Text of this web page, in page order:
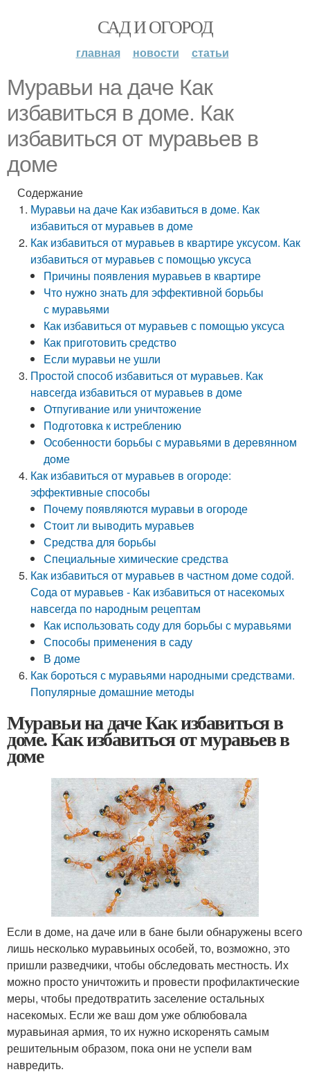
САД И ОГОРОД
главная новости статьи
Муравьи на даче Как
избавиться в доме. Как
избавиться от муравьев в
доме
Содержание
Муравьи на даче Как избавиться в доме. Как
избавиться от муравьев в доме
Как избавиться от муравьев в квартире уксусом. Как
избавиться от муравьев с помощью уксуса
Причины появления муравьев в квартире
Что нужно знать для эффективной борьбы
с муравьями
Как избавиться от муравьев с помощью уксуса
Как приготовить средство
Если муравьи не ушли
Простой способ избавиться от муравьев. Как
навсегда избавиться от муравьев в доме
Отпугивание или уничтожение
Подготовка к истреблению
Особенности борьбы с муравьями в деревянном
доме
Как избавиться от муравьев в огороде:
эффективные способы
Почему появляются муравьи в огороде
Стоит ли выводить муравьев
Средства для борьбы
Специальные химические средства
Как избавиться от муравьев в частном доме содой.
Сода от муравьев - Как избавиться от насекомых
навсегда по народным рецептам
Как использовать соду для борьбы с муравьями
Способы применения в саду
В доме
Как бороться с муравьями народными средствами.
Популярные домашние методы
Муравьи на даче Как избавиться в
доме. Как избавиться от муравьев в
доме
Если в доме, на даче или в бане были обнаружены всего
лишь несколько муравьиных особей, то, возможно, это
пришли разведчики, чтобы обследовать местность. Их
можно просто уничтожить и провести профилактические
меры, чтобы предотвратить заселение остальных
насекомых. Если же ваш дом уже облюбовала
муравьиная армия, то их нужно искоренять самым
решительным образом, пока они не успели вам
навредить.